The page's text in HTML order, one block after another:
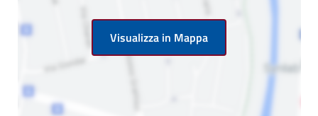
Visualizza in Mappa